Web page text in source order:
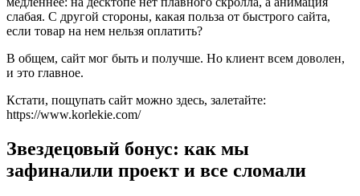
слабая. С другой стороны, какая польза от быстрого сайта,
если товар на нем нельзя оплатить?
В общем, сайт мог быть и получше. Но клиент всем доволен,
и это главное.
Кстати, пощупать сайт можно здесь, залетайте:
https://www.korlekie.com/
Звездецовый бонус: как мы
зафиналили проект и все сломали